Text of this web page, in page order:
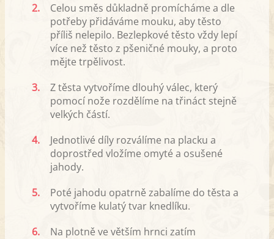
2.
Celou směs důkladně promícháme a dle
potřeby přidáváme mouku, aby těsto
příliš nelepilo. Bezlepkové těsto vždy lepí
více než těsto z pšeničné mouky, a proto
mějte trpělivost.
3.
Z těsta vytvoříme dlouhý válec, který
pomocí nože rozdělíme na třináct stejně
velkých částí.
4.
Jednotlivé díly rozválíme na placku a
doprostřed vložíme omyté a osušené
jahody.
5.
Poté jahodu opatrně zabalíme do těsta a
vytvoříme kulatý tvar knedlíku.
6.
Na plotně ve větším hrnci zatím